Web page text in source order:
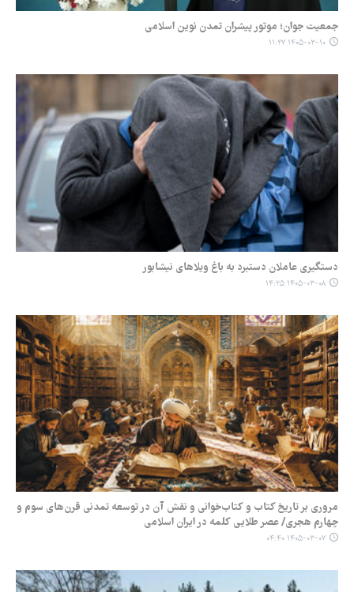
جمعیت جوان؛ موتور پیشران تمدن نوین اسلامی
۱۴۰۵-۰۳-۱۰ ۱۱:۲۷
دستگیری عاملان دستبرد به باغ ویلاهای نیشابور
۱۴۰۵-۰۳-۰۸ ۱۴:۲۵
مروری بر تاریخ کتاب و کتاب‌خوانی و نقش آن در توسعه تمدنی قرن‌های سوم و
چهارم هجری/ عصر طلایی کلمه در ایران اسلامی
۱۴۰۵-۰۳-۰۷ ۰۴:۴۰